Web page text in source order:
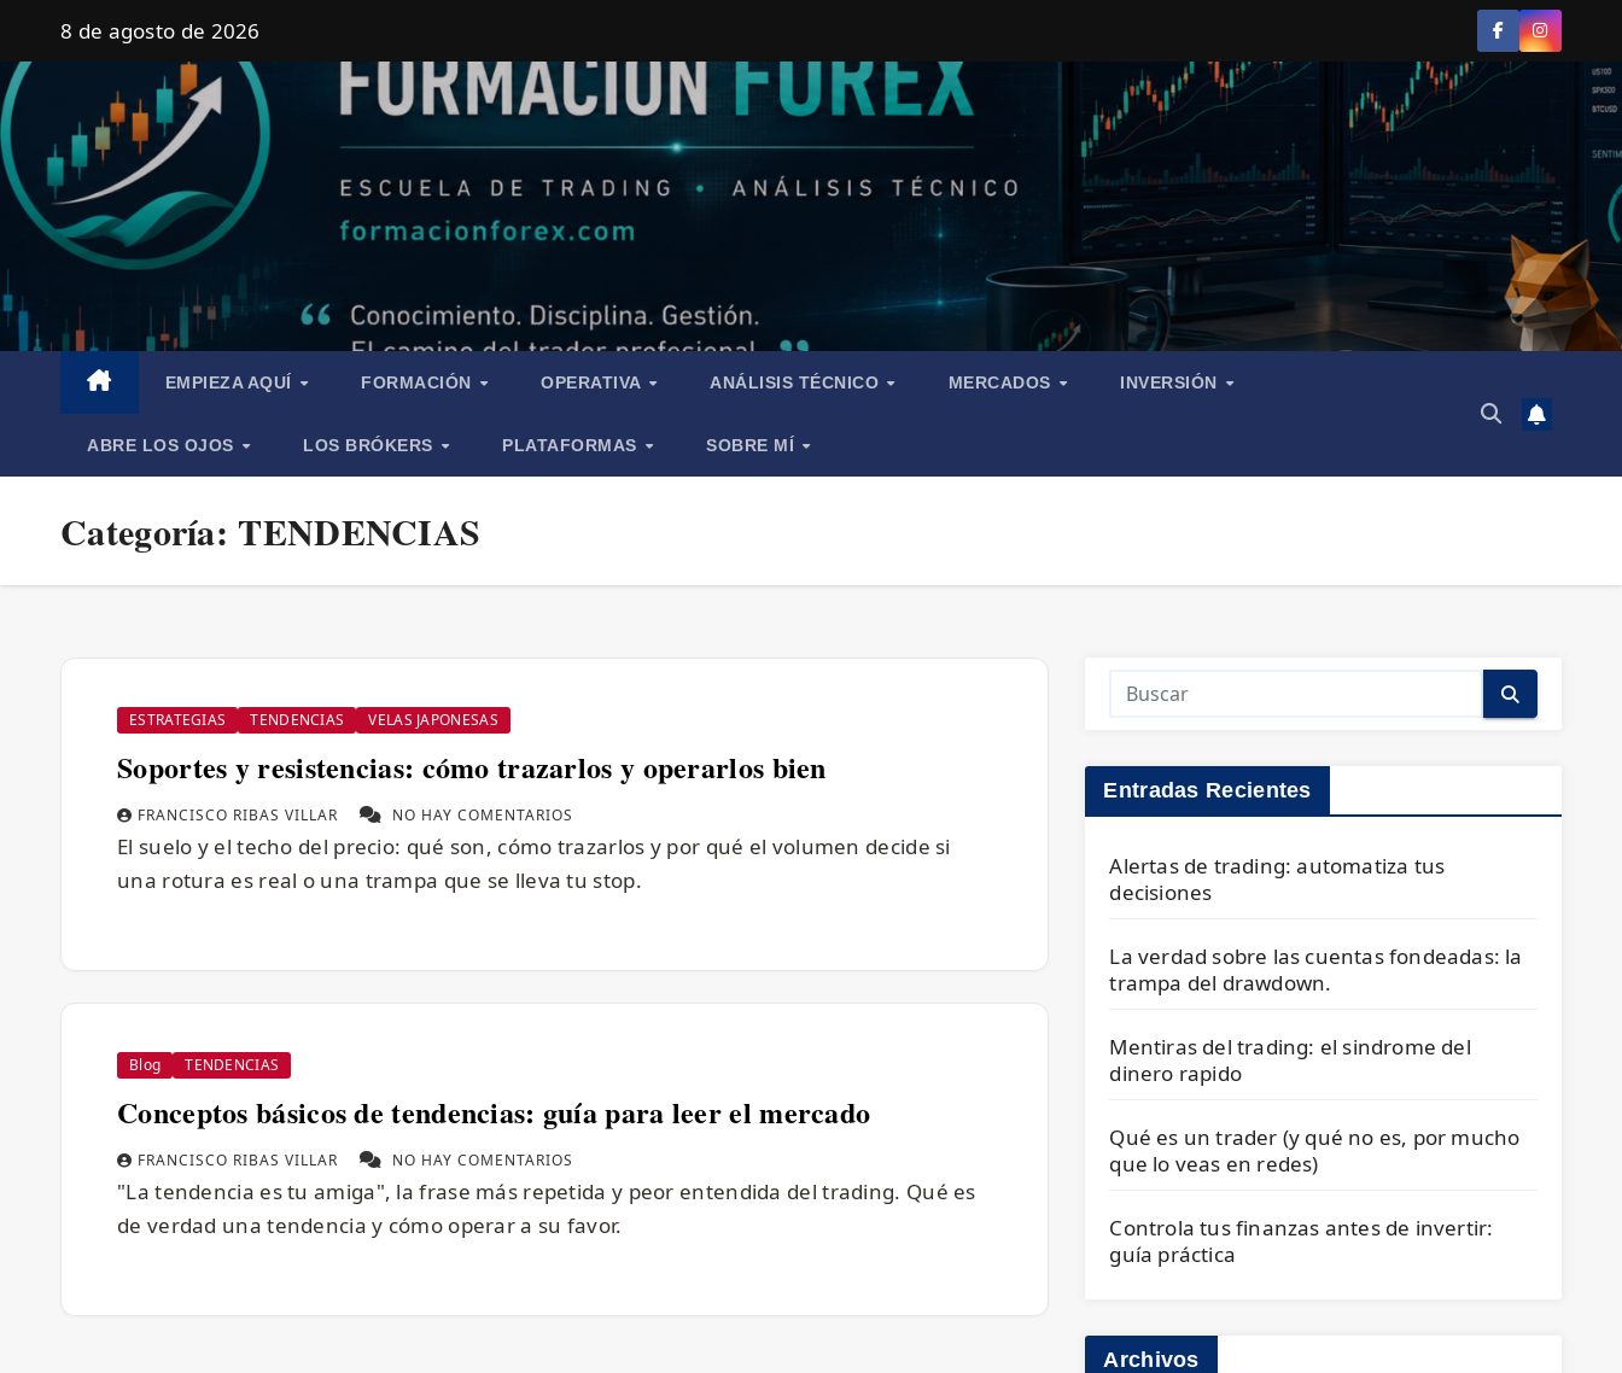
contenido
8 de agosto de 2026
EMPIEZA AQUÍ FORMACIÓN OPERATIVA ANÁLISIS TÉCNICO MERCADOS INVERSIÓN
ABRE LOS OJOS LOS BRÓKERS PLATAFORMAS SOBRE MÍ
Categoría: TENDENCIAS
ESTRATEGIAS TENDENCIAS VELAS JAPONESAS
Soportes y resistencias: cómo trazarlos y operarlos bien
FRANCISCO RIBAS VILLAR NO HAY COMENTARIOS
El suelo y el techo del precio: qué son, cómo trazarlos y por qué el volumen decide si
una rotura es real o una trampa que se lleva tu stop.
Blog TENDENCIAS
Conceptos básicos de tendencias: guía para leer el mercado
FRANCISCO RIBAS VILLAR NO HAY COMENTARIOS
"La tendencia es tu amiga", la frase más repetida y peor entendida del trading. Qué es
de verdad una tendencia y cómo operar a su favor.
Entradas Recientes
Alertas de trading: automatiza tus
decisiones
La verdad sobre las cuentas fondeadas: la
trampa del drawdown.
Mentiras del trading: el sindrome del
dinero rapido
Qué es un trader (y qué no es, por mucho
que lo veas en redes)
Controla tus finanzas antes de invertir:
guía práctica
Archivos